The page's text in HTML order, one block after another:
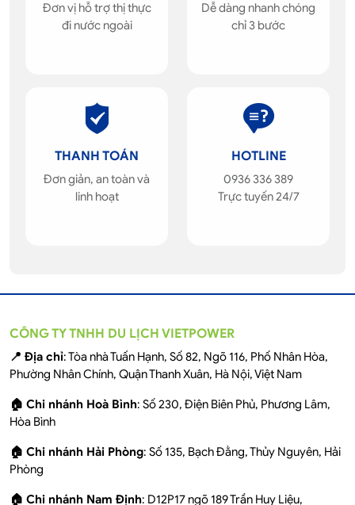
Đơn vị hỗ trợ thị thực
đi nước ngoài
Dễ dàng nhanh chóng
chỉ 3 bước
THANH TOÁN
Đơn giản, an toàn và
linh hoạt
HOTLINE
0936 336 389
Trực tuyến 24/7
CÔNG TY TNHH DU LỊCH VIETPOWER
📍 Địa chỉ: Tòa nhà Tuấn Hạnh, Số 82, Ngõ 116, Phố Nhân Hòa,
Phường Nhân Chính, Quận Thanh Xuân, Hà Nội, Việt Nam
🏠 Chi nhánh Hoà Bình: Số 230, Điện Biên Phủ, Phương Lâm,
Hòa Bình
🏠 Chi nhánh Hải Phòng: Số 135, Bạch Đằng, Thủy Nguyên, Hải
Phòng
🏠 Chi nhánh Nam Định: D12P17 ngõ 189 Trần Huy Liệu,